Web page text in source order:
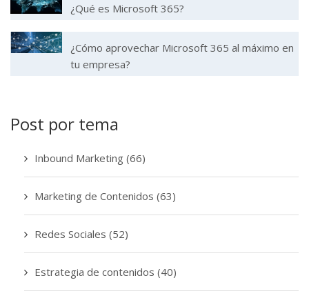
¿Qué es Microsoft 365?
¿Cómo aprovechar Microsoft 365 al máximo en
tu empresa?
Post por tema
Inbound Marketing (66)
Marketing de Contenidos (63)
Redes Sociales (52)
Estrategia de contenidos (40)